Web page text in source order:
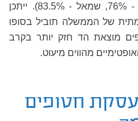
פסימיים (ימין - 53.5%, מרכז - 76%, שמאל - 83.5%). ייתכן
של הממשלה תוביל בסופו
מוצאת הד חזק יותר בקרב
מהווים מיעוט.
חטופים